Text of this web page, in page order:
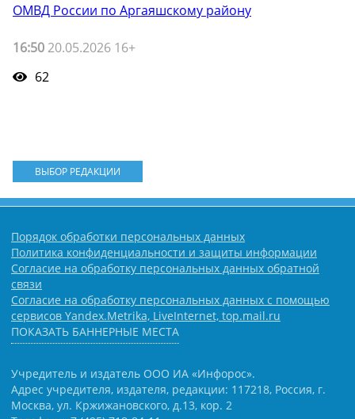
ОМВД России по Аргаяшскому району
16:50 20.05.2026 16+
62
ВЫБОР РЕДАКЦИИ
Порядок обработки персональных данных
Политика конфиденциальности и защиты информации
Согласие на обработку персональных данных обратной
связи
Согласие на обработку персональных данных с помощью
сервисов Yandex.Metrika, LiveInternet, top.mail.ru
ПОКАЗАТЬ БАННЕРНЫЕ МЕСТА
Учредитель и издатель ООО ИА «Инфорос».
Адрес учредителя, издателя, редакции: 117218, Россия, г.
Москва, ул. Кржижановского, д.13, кор. 2